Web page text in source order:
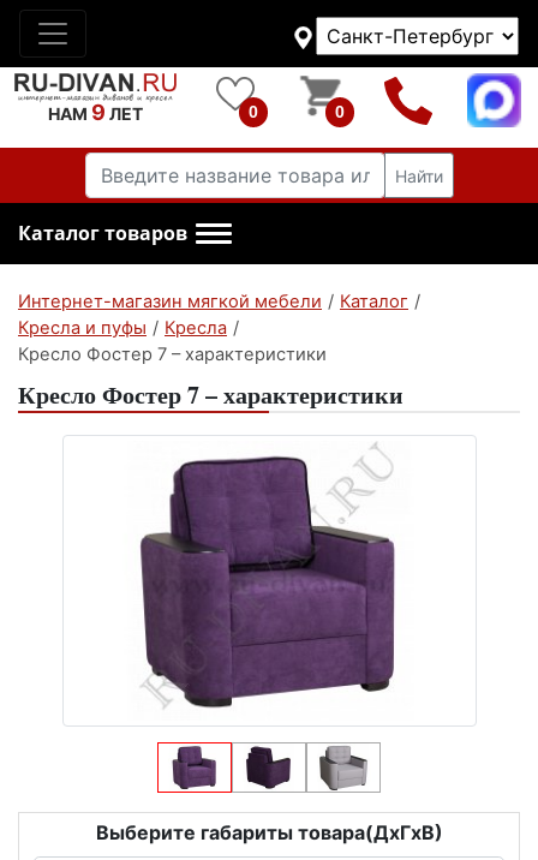
НАМ 9 ЛЕТ 0 0
Найти
Каталог товаров
Интернет-магазин мягкой мебели / Каталог /
Кресла и пуфы / Кресла /
Кресло Фостер 7 – характеристики
Кресло Фостер 7 – характеристики
Выберите габариты товара(ДxГxВ)